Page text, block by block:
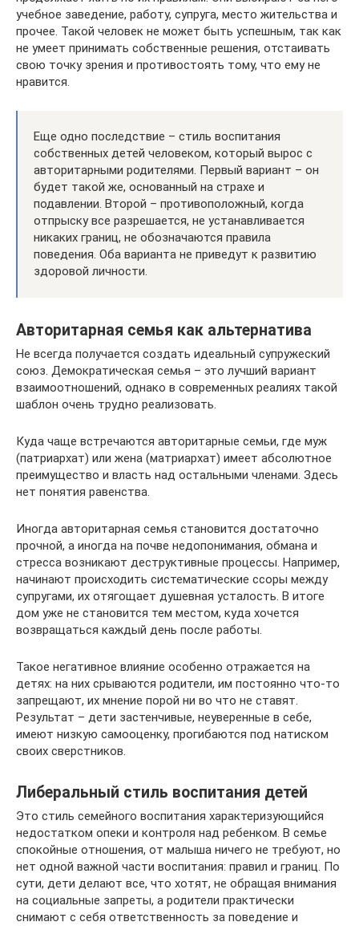
учебное заведение, работу, супруга, место жительства и
прочее. Такой человек не может быть успешным, так как
не умеет принимать собственные решения, отстаивать
свою точку зрения и противостоять тому, что ему не
нравится.
Еще одно последствие – стиль воспитания
собственных детей человеком, который вырос с
авторитарными родителями. Первый вариант – он
будет такой же, основанный на страхе и
подавлении. Второй – противоположный, когда
отпрыску все разрешается, не устанавливается
никаких границ, не обозначаются правила
поведения. Оба варианта не приведут к развитию
здоровой личности.
Авторитарная семья как альтернатива
Не всегда получается создать идеальный супружеский
союз. Демократическая семья – это лучший вариант
взаимоотношений, однако в современных реалиях такой
шаблон очень трудно реализовать.
Куда чаще встречаются авторитарные семьи, где муж
(патриархат) или жена (матриархат) имеет абсолютное
преимущество и власть над остальными членами. Здесь
нет понятия равенства.
Иногда авторитарная семья становится достаточно
прочной, а иногда на почве недопонимания, обмана и
стресса возникают деструктивные процессы. Например,
начинают происходить систематические ссоры между
супругами, их отягощает душевная усталость. В итоге
дом уже не становится тем местом, куда хочется
возвращаться каждый день после работы.
Такое негативное влияние особенно отражается на
детях: на них срываются родители, им постоянно что-то
запрещают, их мнение порой ни во что не ставят.
Результат – дети застенчивые, неуверенные в себе,
имеют низкую самооценку, прогибаются под натиском
своих сверстников.
Либеральный стиль воспитания детей
Это стиль семейного воспитания характеризующийся
недостатком опеки и контроля над ребенком. В семье
спокойные отношения, от малыша ничего не требуют, но
нет одной важной части воспитания: правил и границ. По
сути, дети делают все, что хотят, не обращая внимания
на социальные запреты, а родители практически
снимают с себя ответственность за поведение и